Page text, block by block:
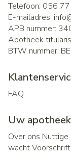
Telefoon: 056
E-mailadres:
APB nummer:
Apotheek
BTW nummer:
FAQ
Uw apotheek
Over ons Nuttige
wachtVoorschrift